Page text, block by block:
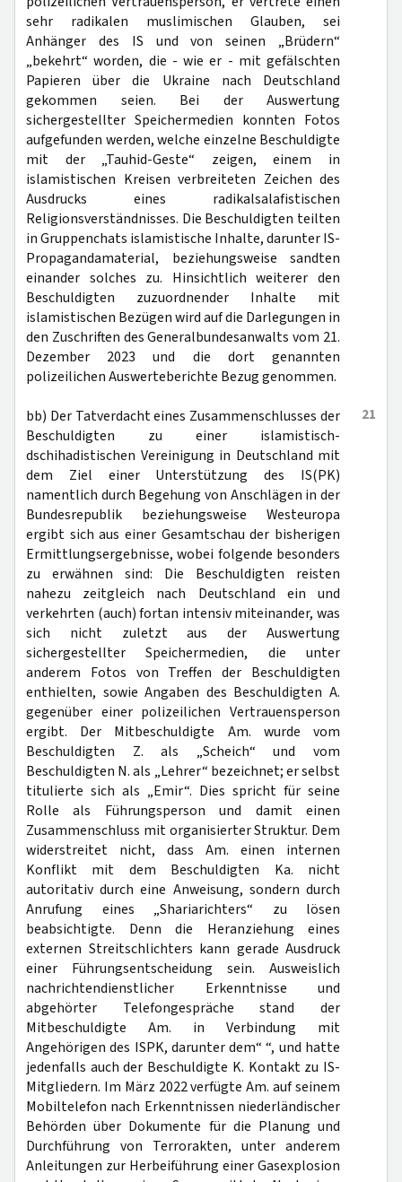
sehr radikalen muslimischen Glauben, sei
Anhänger des IS und von seinen „Brüdern“
„bekehrt“ worden, die - wie er - mit gefälschten
Papieren über die Ukraine nach Deutschland
gekommen seien. Bei der Auswertung
sichergestellter Speichermedien konnten Fotos
aufgefunden werden, welche einzelne Beschuldigte
mit der „Tauhid-Geste“ zeigen, einem in
islamistischen Kreisen verbreiteten Zeichen des
Ausdrucks eines radikalsalafistischen
Religionsverständnisses. Die Beschuldigten teilten
in Gruppenchats islamistische Inhalte, darunter IS-
Propagandamaterial, beziehungsweise sandten
einander solches zu. Hinsichtlich weiterer den
Beschuldigten zuzuordnender Inhalte mit
islamistischen Bezügen wird auf die Darlegungen in
den Zuschriften des Generalbundesanwalts vom 21.
Dezember 2023 und die dort genannten
polizeilichen Auswerteberichte Bezug genommen.
21
bb) Der Tatverdacht eines Zusammenschlusses der
Beschuldigten zu einer islamistisch-
dschihadistischen Vereinigung in Deutschland mit
dem Ziel einer Unterstützung des IS(PK)
namentlich durch Begehung von Anschlägen in der
Bundesrepublik beziehungsweise Westeuropa
ergibt sich aus einer Gesamtschau der bisherigen
Ermittlungsergebnisse, wobei folgende besonders
zu erwähnen sind: Die Beschuldigten reisten
nahezu zeitgleich nach Deutschland ein und
verkehrten (auch) fortan intensiv miteinander, was
sich nicht zuletzt aus der Auswertung
sichergestellter Speichermedien, die unter
anderem Fotos von Treffen der Beschuldigten
enthielten, sowie Angaben des Beschuldigten A.
gegenüber einer polizeilichen Vertrauensperson
ergibt. Der Mitbeschuldigte Am. wurde vom
Beschuldigten Z. als „Scheich“ und vom
Beschuldigten N. als „Lehrer“ bezeichnet; er selbst
titulierte sich als „Emir“. Dies spricht für seine
Rolle als Führungsperson und damit einen
Zusammenschluss mit organisierter Struktur. Dem
widerstreitet nicht, dass Am. einen internen
Konflikt mit dem Beschuldigten Ka. nicht
autoritativ durch eine Anweisung, sondern durch
Anrufung eines „Shariarichters“ zu lösen
beabsichtigte. Denn die Heranziehung eines
externen Streitschlichters kann gerade Ausdruck
einer Führungsentscheidung sein. Ausweislich
nachrichtendienstlicher Erkenntnisse und
abgehörter Telefongespräche stand der
Mitbeschuldigte Am. in Verbindung mit
Angehörigen des ISPK, darunter dem“ “, und hatte
jedenfalls auch der Beschuldigte K. Kontakt zu IS-
Mitgliedern. Im März 2022 verfügte Am. auf seinem
Mobiltelefon nach Erkenntnissen niederländischer
Behörden über Dokumente für die Planung und
Durchführung von Terrorakten, unter anderem
Anleitungen zur Herbeiführung einer Gasexplosion